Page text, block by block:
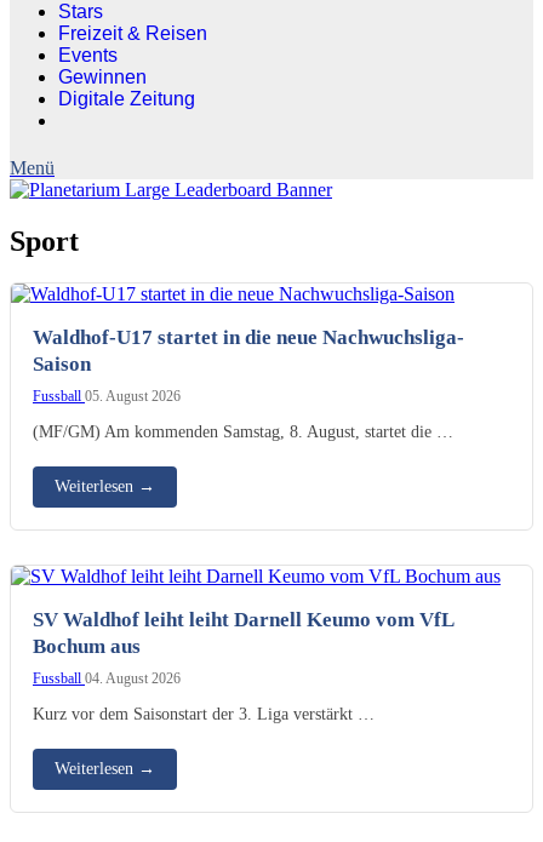
Stars
Freizeit & Reisen
Events
Gewinnen
Digitale Zeitung
Sport
Waldhof-U17 startet in die neue Nachwuchsliga-
Saison
Fussball 05. August 2026
(MF/GM) Am kommenden Samstag, 8. August, startet die …
Weiterlesen →
SV Waldhof leiht leiht Darnell Keumo vom VfL
Bochum aus
Fussball 04. August 2026
Kurz vor dem Saisonstart der 3. Liga verstärkt …
Weiterlesen →